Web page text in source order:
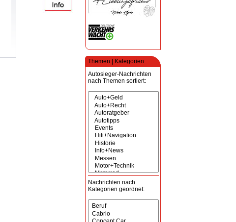
Themen | Kategorien
Autosieger-Nachrichten
nach Themen sortiert:
Nachrichten nach
Kategorien geordnet: